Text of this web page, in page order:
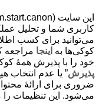
an automatic slide show.
کاربری شما و تحلیل
می‌توانید برای کسب
کوکی‌ها به اینجا مراجعه
خود را با پذیرش همۀ
پذیرش” یا عدم انتخاب
ضروری برای ارائۀ
می‌شود. این تنظیمات را